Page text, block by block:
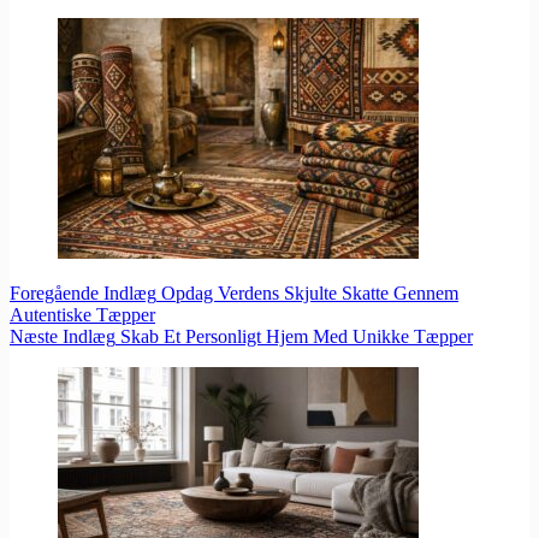
Foregående Indlæg Opdag Verdens Skjulte Skatte Gennem
Autentiske Tæpper
Næste Indlæg Skab Et Personligt Hjem Med Unikke Tæpper